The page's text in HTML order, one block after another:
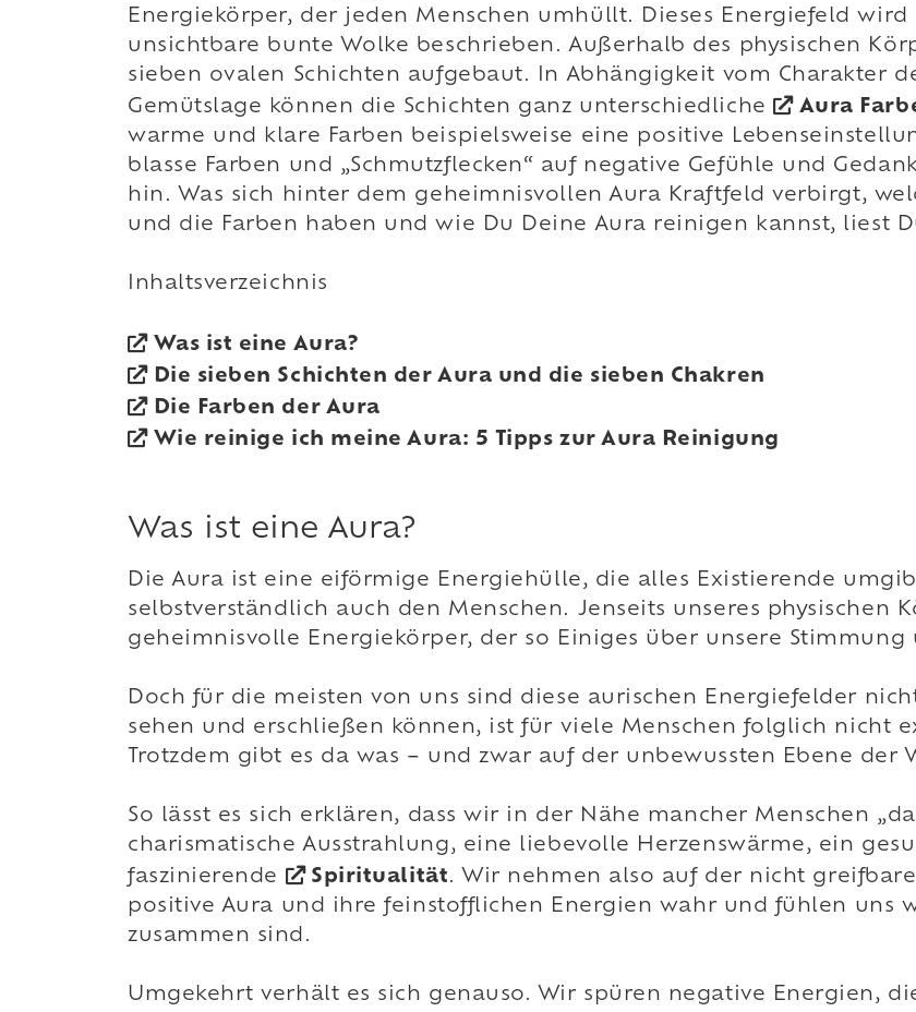
Energiekörper, der jeden Menschen umhüllt. Dieses Energiefeld
unsichtbare bunte Wolke beschrieben. Außerhalb des physischen
sieben ovalen Schichten aufgebaut. In Abhängigkeit vom Charakter
Gemütslage können die Schichten ganz unterschiedliche
Aura
warme und klare Farben beispielsweise eine positive
blasse Farben und „Schmutzflecken“ auf negative Gefühle und
hin. Was sich hinter dem geheimnisvollen Aura Kraftfeld verbirgt,
und die Farben haben und wie Du Deine Aura reinigen kannst, liest
Inhaltsverzeichnis
Was ist eine Aura?
Die sieben Schichten der Aura und die sieben Chakren
Die Farben der Aura
Wie reinige ich meine Aura: 5 Tipps zur Aura Reinigung
Was ist eine Aura?
Die Aura ist eine eiförmige Energiehülle, die alles Existierende
selbstverständlich auch den Menschen. Jenseits unseres physischen
geheimnisvolle Energiekörper, der so Einiges über unsere Stimmung
Doch für die meisten von uns sind diese aurischen Energiefelder
sehen und erschließen können, ist für viele Menschen folglich nicht
Trotzdem gibt es da was – und zwar auf der unbewussten Ebene der
So lässt es sich erklären, dass wir in der Nähe mancher Menschen
charismatische Ausstrahlung, eine liebevolle Herzenswärme, ein
faszinierende
Spiritualität. Wir nehmen also auf der nicht
positive Aura und ihre feinstofflichen Energien wahr und fühlen uns
zusammen sind.
Umgekehrt verhält es sich genauso. Wir spüren negative Energien,